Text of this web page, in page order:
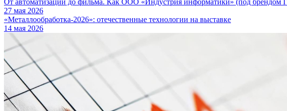
27 мая 2026
«Металлообработка-2026»: отечественные технологии на выставке
14 мая 2026